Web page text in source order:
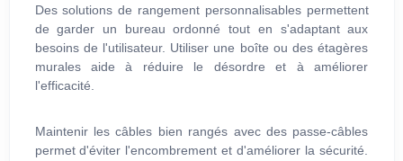
Des solutions de rangement personnalisables permettent
de garder un bureau ordonné tout en s'adaptant aux
besoins de l'utilisateur. Utiliser une boîte ou des étagères
murales aide à réduire le désordre et à améliorer
l'efficacité.
Maintenir les câbles bien rangés avec des passe-câbles
permet d'éviter l'encombrement et d'améliorer la sécurité.